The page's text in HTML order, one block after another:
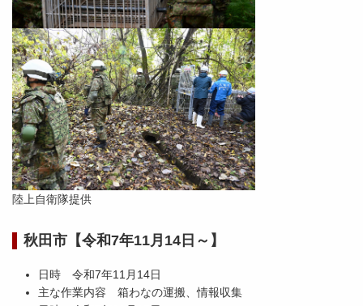
陸上自衛隊提供
秋田市【令和7年11月14日～】
日時 令和7年11月14日
主な作業内容 箱わなの運搬、情報収集